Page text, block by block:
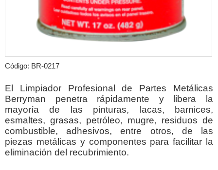
Código: BR-0217
El Limpiador Profesional de Partes Metálicas
Berryman penetra rápidamente y libera la
mayoría de las pinturas, lacas, barnices,
esmaltes, grasas, petróleo, mugre, residuos de
combustible, adhesivos, entre otros, de las
piezas metálicas y componentes para facilitar la
eliminación del recubrimiento.